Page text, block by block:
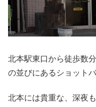
北本駅東口から徒歩数分
の並びにあるショット
北本には貴重な、深夜